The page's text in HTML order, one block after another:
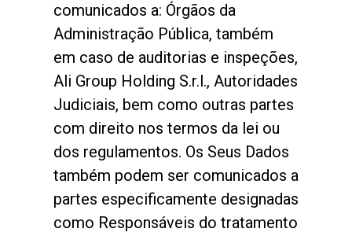
comunicados a: Órgãos da
Administração Pública, também
em caso de auditorias e inspeções,
Ali Group Holding S.r.l., Autoridades
Judiciais, bem como outras partes
com direito nos termos da lei ou
dos regulamentos. Os Seus Dados
também podem ser comunicados a
partes especificamente designadas
como Responsáveis do tratamento